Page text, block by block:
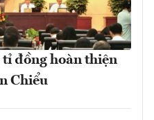
đồng hoàn thiện
Chiểu